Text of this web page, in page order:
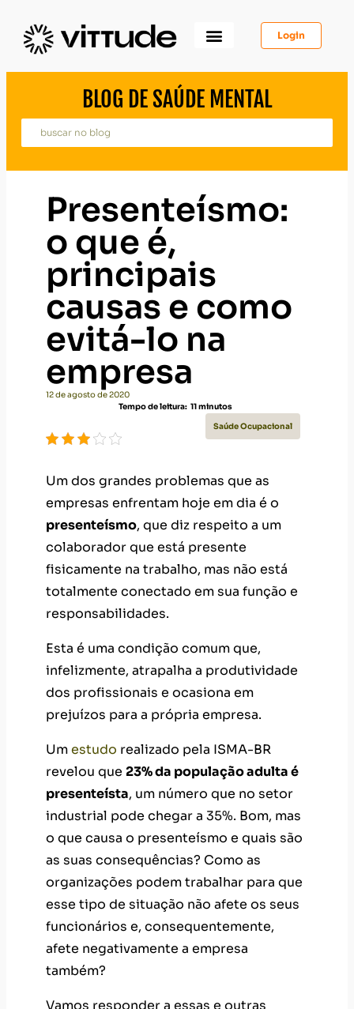
Login
BLOG DE SAÚDE MENTAL
Presenteísmo:
o que é,
principais
causas e como
evitá-lo na
empresa
12 de agosto de 2020
Tempo de leitura: 11minutos
Saúde Ocupacional
Um dos grandes problemas que as
empresas enfrentam hoje em dia é o
presenteísmo, que diz respeito a um
colaborador que está presente
fisicamente na trabalho, mas não está
totalmente conectado em sua função e
responsabilidades.
Esta é uma condição comum que,
infelizmente, atrapalha a produtividade
dos profissionais e ocasiona em
prejuízos para a própria empresa.
Umestudo realizado pela ISMA-BR
revelou que 23% da população adulta é
presenteísta, um número que no setor
industrial pode chegar a 35%. Bom, mas
o que causa o presenteísmo e quais são
as suas consequências? Como as
organizações podem trabalhar para que
esse tipo de situação não afete os seus
funcionários e, consequentemente,
afete negativamente a empresa
também?